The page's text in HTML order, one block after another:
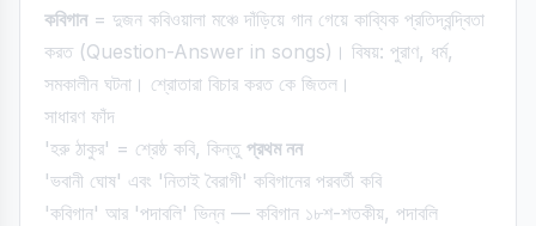
কবিগান= দুজন কবিওয়ালা মঞ্চে দাঁড়িয়ে গান গেয়ে কাব্যিক প্রতিদ্বন্দ্বিতা
করত (Question-Answer in songs)। বিষয়: পুরাণ, ধর্ম,
সমকালীন ঘটনা। শ্রোতারা বিচার করত কে জিতল।
সাধারণ ফাঁদ
'হরু ঠাকুর' = শ্রেষ্ঠ কবি, কিন্তু প্রথম নন
'ভবানী ঘোষ' এবং 'নিতাই বৈরাগী' কবিগানের পরবর্তী কবি
'কবিগান' আর 'পদাবলি' ভিন্ন — কবিগান ১৮শ-শতকীয়, পদাবলি